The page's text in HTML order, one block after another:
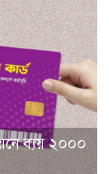
ব্যয় ২০০০